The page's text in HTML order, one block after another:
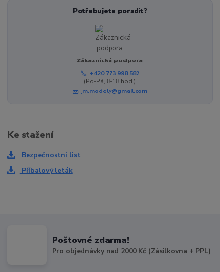
Potřebujete poradit?
Zákaznická podpora
+420 773 998 582
(Po-Pá, 8-18 hod.)
jm.modely@gmail.com
Ke stažení
Bezpečnostní list
Příbalový leták
Poštovné zdarma!
Pro objednávky nad 2000 Kč (Zásilkovna + PPL)